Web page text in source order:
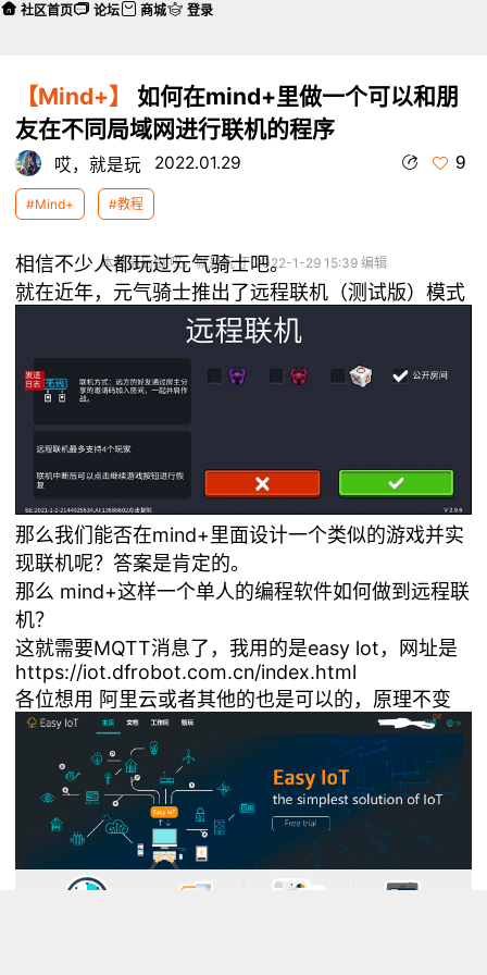
【Mind+】
如何在mind+里做一个可以和朋
友在不同局域网进行联机的程序
哎，就是玩 2022.01.29 9
#Mind+ #教程
本帖最后由 哎，就是玩 于 2022-1-29 15:39 编辑
相信不少人都玩过元气骑士吧。
就在近年，元气骑士推出了远程联机（测试版）模式
那么我们能否在mind+里面设计一个类似的游戏并实
现联机呢？答案是肯定的。
那么 mind+这样一个单人的编程软件如何做到远程联
机？
这就需要MQTT消息了，我用的是easy lot，网址是
https://iot.dfrobot.com.cn/index.html
各位想用 阿里云或者其他的也是可以的，原理不变
社区首页 论坛 商城 登录